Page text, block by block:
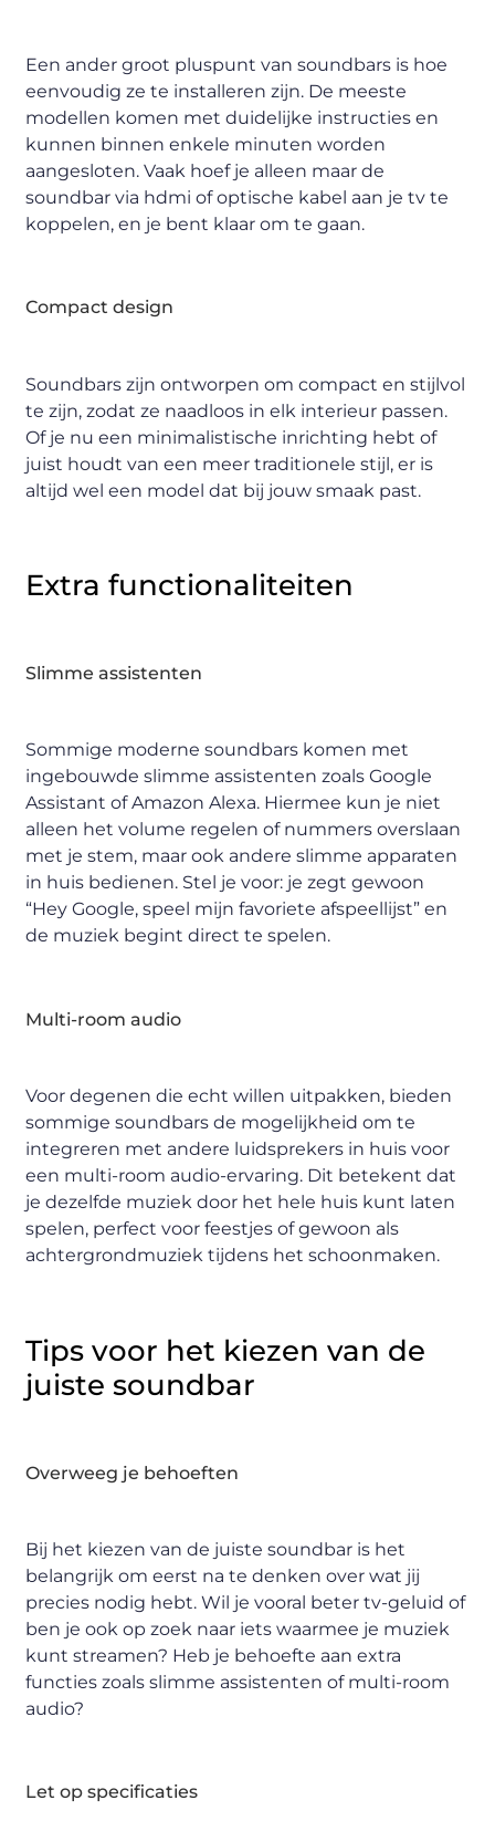
Een ander groot pluspunt van soundbars is hoe
eenvoudig ze te installeren zijn. De meeste
modellen komen met duidelijke instructies en
kunnen binnen enkele minuten worden
aangesloten. Vaak hoef je alleen maar de
soundbar via hdmi of optische kabel aan je tv te
koppelen, en je bent klaar om te gaan.
Compact design
Soundbars zijn ontworpen om compact en stijlvol
te zijn, zodat ze naadloos in elk interieur passen.
Of je nu een minimalistische inrichting hebt of
juist houdt van een meer traditionele stijl, er is
altijd wel een model dat bij jouw smaak past.
Extra functionaliteiten
Slimme assistenten
Sommige moderne soundbars komen met
ingebouwde slimme assistenten zoals Google
Assistant of Amazon Alexa. Hiermee kun je niet
alleen het volume regelen of nummers overslaan
met je stem, maar ook andere slimme apparaten
in huis bedienen. Stel je voor: je zegt gewoon
“Hey Google, speel mijn favoriete afspeellijst” en
de muziek begint direct te spelen.
Multi-room audio
Voor degenen die echt willen uitpakken, bieden
sommige soundbars de mogelijkheid om te
integreren met andere luidsprekers in huis voor
een multi-room audio-ervaring. Dit betekent dat
je dezelfde muziek door het hele huis kunt laten
spelen, perfect voor feestjes of gewoon als
achtergrondmuziek tijdens het schoonmaken.
Tips voor het kiezen van de
juiste soundbar
Overweeg je behoeften
Bij het kiezen van de juiste soundbar is het
belangrijk om eerst na te denken over wat jij
precies nodig hebt. Wil je vooral beter tv-geluid of
ben je ook op zoek naar iets waarmee je muziek
kunt streamen? Heb je behoefte aan extra
functies zoals slimme assistenten of multi-room
audio?
Let op specificaties